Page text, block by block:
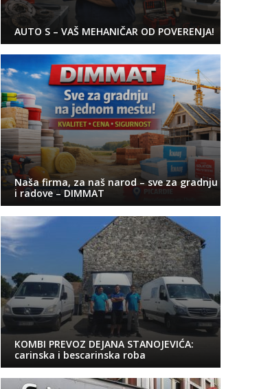
AUTO S – VAŠ MEHANIČAR OD POVERENJA!
Naša firma, za naš narod – sve za gradnju
i radove – DIMMAT
KOMBI PREVOZ DEJANA STANOJEVIĆA:
carinska i bescarinska roba